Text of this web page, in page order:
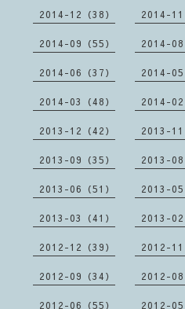
2014-12（38） 2014-11
2014-09（55） 2014-08
2014-06（37） 2014-05
2014-03（48） 2014-02
2013-12（42） 2013-11
2013-09（35） 2013-08
2013-06（51） 2013-05
2013-03（41） 2013-02
2012-12（39） 2012-11
2012-09（34） 2012-08
2012-06（55） 2012-05